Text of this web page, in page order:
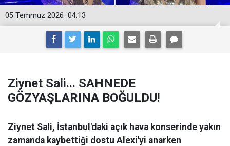
04:13
05 Temmuz 2026
Ziynet Sali... SAHNEDE
GÖZYAŞLARINA BOĞULDU!
Ziynet Sali, İstanbul'daki açık hava konserinde yakın
zamanda kaybettiği dostu Alexi'yi anarken